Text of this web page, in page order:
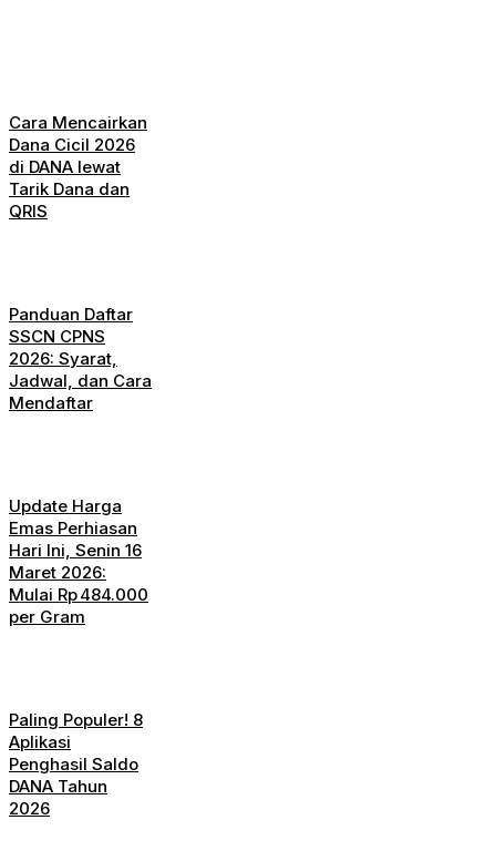
Cara Mencairkan
Dana Cicil 2026
di DANA lewat
Tarik Dana dan
QRIS
Panduan Daftar
SSCN CPNS
2026: Syarat,
Jadwal, dan Cara
Mendaftar
Update Harga
Emas Perhiasan
Hari Ini, Senin 16
Maret 2026:
Mulai Rp 484.000
per Gram
Paling Populer! 8
Aplikasi
Penghasil Saldo
DANA Tahun
2026